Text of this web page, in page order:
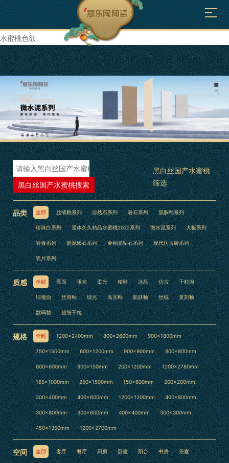
久草水蜜桃,久久精品水蜜桃2022,黑白丝国产水蜜桃,国产精品一区二区
水蜜桃色欲
黑白丝国产水蜜桃搜索
黑白丝国产水蜜桃
筛选
品类 全部 丝绒釉系列 自然石系列 奢石系列 肌肤釉系列
珍珠白系列 通体久久精品水蜜桃2022系列 微水泥系列 大板系列
岩板系列 瓷抛臻石系列 金刚晶钻石系列 现代仿古砖系列
瓷片系列
质感 全部 亮面 哑光 柔光 精雕 冰晶 仿古 干粒抛
细哑面 丝滑釉 缎光 高光釉 肌肤釉 丝绒 复刻釉
数码釉 超细干粒
规格 全部 1200×2400mm 800×2600mm 900×1800mm
750×1500mm 600×1200mm 900×900mm 800×800mm
600×600mm 900×150mm 200×1200mm 1200x2780mm
165x1000mm 250x1500mm 150x600mm 200x200mm
200x400mm 400x600mm 1200x1200mm 400×800mm
300×800mm 300×600mm 400x400mm 300×300mm
450x1350mm 1200x2700mm
空间 全部 客厅 餐厅 厨房 卧室 阳台 书房 茶室